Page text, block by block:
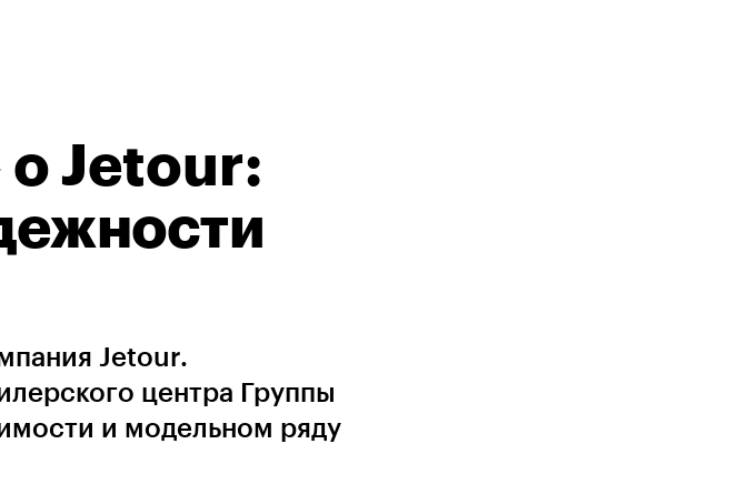
о Jetour:
Jetour.
центра Группы
и модельном ряду